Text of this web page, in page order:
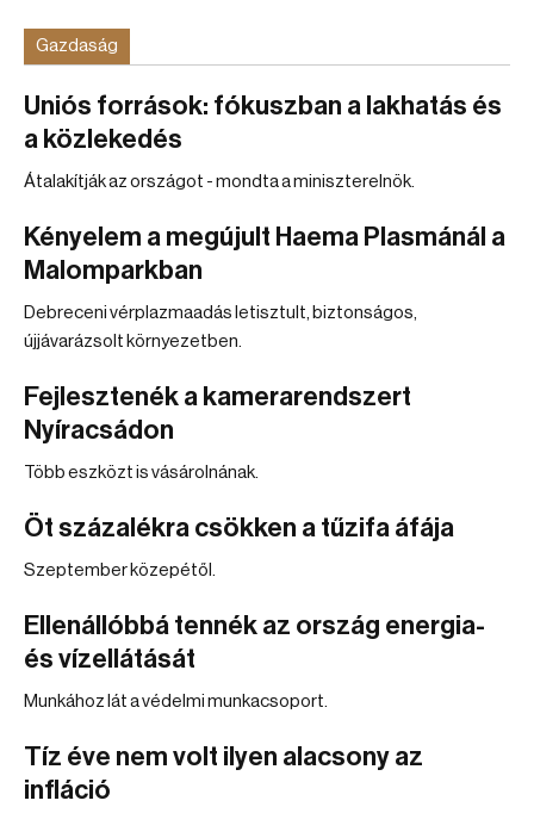
Gazdaság
Uniós források: fókuszban a lakhatás és
a közlekedés
Átalakítják az országot - mondta a miniszterelnök.
Kényelem a megújult Haema Plasmánál a
Malomparkban
Debreceni vérplazmaadás letisztult, biztonságos,
újjávarázsolt környezetben.
Fejlesztenék a kamerarendszert
Nyíracsádon
Több eszközt is vásárolnának.
Öt százalékra csökken a tűzifa áfája
Szeptember közepétől.
Ellenállóbbá tennék az ország energia-
és vízellátását
Munkához lát a védelmi munkacsoport.
Tíz éve nem volt ilyen alacsony az
infláció